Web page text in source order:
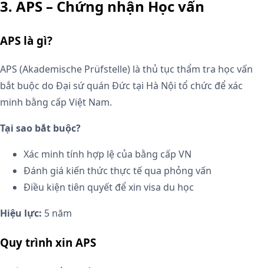
3. APS – Chứng nhận Học vấn
APS là gì?
APS (Akademische Prüfstelle) là thủ tục thẩm tra học vấn
bắt buộc do Đại sứ quán Đức tại Hà Nội tổ chức để xác
minh bằng cấp Việt Nam.
Tại sao bắt buộc?
Xác minh tính hợp lệ của bằng cấp VN
Đánh giá kiến thức thực tế qua phỏng vấn
Điều kiện tiên quyết để xin visa du học
Hiệu lực: 5 năm
Quy trình xin APS